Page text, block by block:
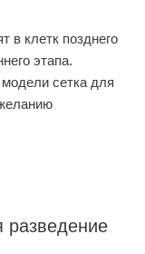
в клетк позднего
этапа.
модели сетка для
разведение